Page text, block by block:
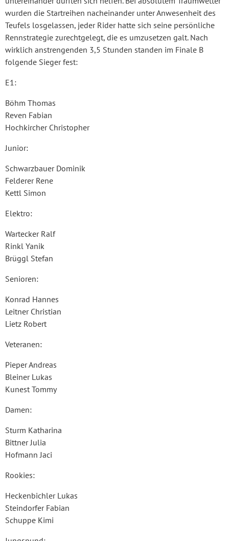
wurden die Startreihen nacheinander unter Anwesenheit des
Teufels losgelassen, jeder Rider hatte sich seine persönliche
Rennstrategie zurechtgelegt, die es umzusetzen galt. Nach
wirklich anstrengenden 3,5 Stunden standen im Finale B
folgende Sieger fest:
E1:
Böhm Thomas
Reven Fabian
Hochkircher Christopher
Junior:
Schwarzbauer Dominik
Felderer Rene
Kettl Simon
Elektro:
Wartecker Ralf
Rinkl Yanik
Brüggl Stefan
Senioren:
Konrad Hannes
Leitner Christian
Lietz Robert
Veteranen:
Pieper Andreas
Bleiner Lukas
Kunest Tommy
Damen:
Sturm Katharina
Bittner Julia
Hofmann Jaci
Rookies:
Heckenbichler Lukas
Steindorfer Fabian
Schuppe Kimi